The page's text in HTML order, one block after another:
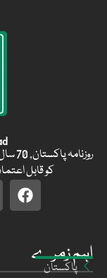
اہم زمرے
پاکستان
کو قابل